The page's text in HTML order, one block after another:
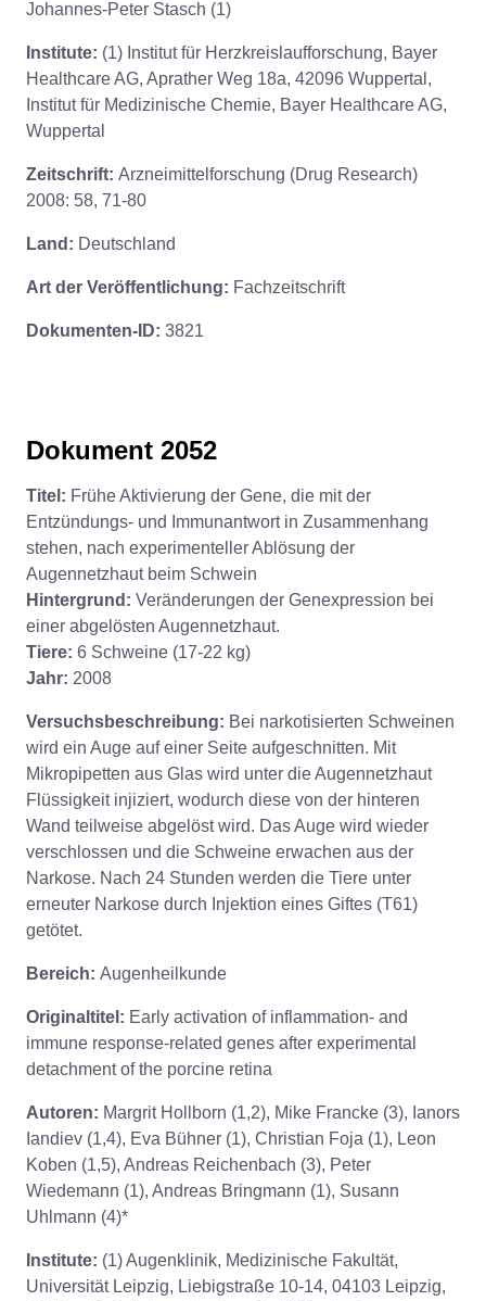
Johannes-Peter Stasch (1)
Institute: (1) Institut für Herzkreislaufforschung, Bayer
Healthcare AG, Aprather Weg 18a, 42096 Wuppertal,
Institut für Medizinische Chemie, Bayer Healthcare AG,
Wuppertal
Zeitschrift: Arzneimittelforschung (Drug Research)
2008: 58, 71-80
Land: Deutschland
Art der Veröffentlichung: Fachzeitschrift
Dokumenten-ID: 3821
Dokument 2052
Titel: Frühe Aktivierung der Gene, die mit der
Entzündungs- und Immunantwort in Zusammenhang
stehen, nach experimenteller Ablösung der
Augennetzhaut beim Schwein
Hintergrund: Veränderungen der Genexpression bei
einer abgelösten Augennetzhaut.
Tiere: 6 Schweine (17-22 kg)
Jahr: 2008
Versuchsbeschreibung: Bei narkotisierten Schweinen
wird ein Auge auf einer Seite aufgeschnitten. Mit
Mikropipetten aus Glas wird unter die Augennetzhaut
Flüssigkeit injiziert, wodurch diese von der hinteren
Wand teilweise abgelöst wird. Das Auge wird wieder
verschlossen und die Schweine erwachen aus der
Narkose. Nach 24 Stunden werden die Tiere unter
erneuter Narkose durch Injektion eines Giftes (T61)
getötet.
Bereich: Augenheilkunde
Originaltitel: Early activation of inflammation- and
immune response-related genes after experimental
detachment of the porcine retina
Autoren: Margrit Hollborn (1,2), Mike Francke (3), Ianors
Iandiev (1,4), Eva Bühner (1), Christian Foja (1), Leon
Koben (1,5), Andreas Reichenbach (3), Peter
Wiedemann (1), Andreas Bringmann (1), Susann
Uhlmann (4)*
Institute: (1) Augenklinik, Medizinische Fakultät,
Universität Leipzig, Liebigstraße 10-14, 04103 Leipzig,